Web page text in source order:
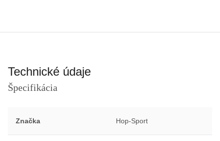
Technické údaje
Špecifikácia
Značka Hop-Sport